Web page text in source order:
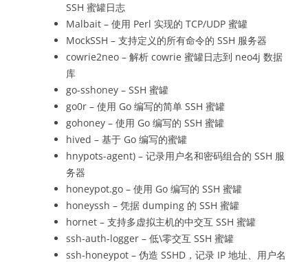
SSH 蜜罐日志
Malbait – 使用 Perl 实现的 TCP/UDP 蜜罐
MockSSH – 支持定义的所有命令的 SSH 服务器
cowrie2neo – 解析 cowrie 蜜罐日志到 neo4j 数据
库
go-sshoney – SSH 蜜罐
go0r – 使用 Go 编写的简单 SSH 蜜罐
gohoney – 使用 Go 编写的 SSH 蜜罐
hived – 基于 Go 编写的蜜罐
hnypots-agent) – 记录用户名和密码组合的 SSH 服
务器
honeypot.go – 使用 Go 编写的 SSH 蜜罐
honeyssh – 凭据 dumping 的 SSH 蜜罐
hornet – 支持多虚拟主机的中交互 SSH 蜜罐
ssh-auth-logger – 低\零交互 SSH 蜜罐
ssh-honeypot – 伪造 SSHD，记录 IP 地址、用户名